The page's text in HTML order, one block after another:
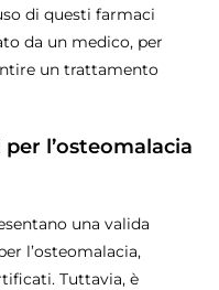
di questi farmaci
da un medico, per
un trattamento
l’osteomalacia
una valida
l’osteomalacia,
Tuttavia, è